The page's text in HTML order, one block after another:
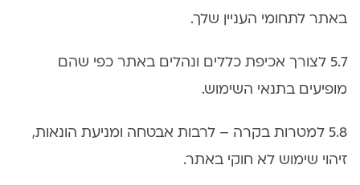
באתר לתחומי העניין שלך.
5.7 לצורך אכיפת כללים ונהלים באתר כפי שהם
מופיעים בתנאי השימוש.
5.8 למטרות בקרה – לרבות אבטחה ומניעת הונאות,
זיהוי שימוש לא חוקי באתר.